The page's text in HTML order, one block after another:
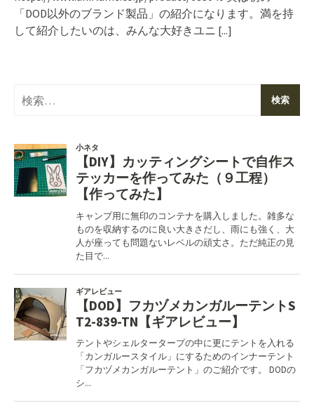
「DOD以外のブランド製品」の紹介になります。満を持
して紹介したいのは、みんな大好きユニ [...]
検
索: